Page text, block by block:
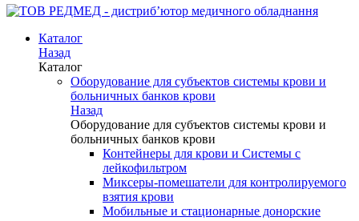
Каталог
Назад
Каталог
Оборудование для субъектов системы крови и
больничных банков крови
Назад
Оборудование для субъектов системы крови и
больничных банков крови
Контейнеры для крови и Системы с
лейкофильтром
Миксеры-помешатели для контролируемого
взятия крови
Мобильные и стационарные донорские